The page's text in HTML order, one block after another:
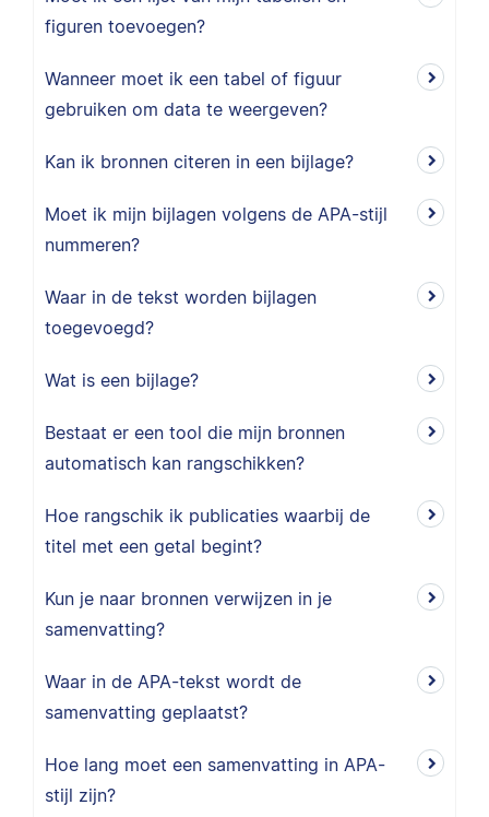
figuren toevoegen?
Wanneer moet ik een tabel of figuur
gebruiken om data te weergeven?
Kan ik bronnen citeren in een bijlage?
Moet ik mijn bijlagen volgens de APA-stijl
nummeren?
Waar in de tekst worden bijlagen
toegevoegd?
Wat is een bijlage?
Bestaat er een tool die mijn bronnen
automatisch kan rangschikken?
Hoe rangschik ik publicaties waarbij de
titel met een getal begint?
Kun je naar bronnen verwijzen in je
samenvatting?
Waar in de APA-tekst wordt de
samenvatting geplaatst?
Hoe lang moet een samenvatting in APA-
stijl zijn?